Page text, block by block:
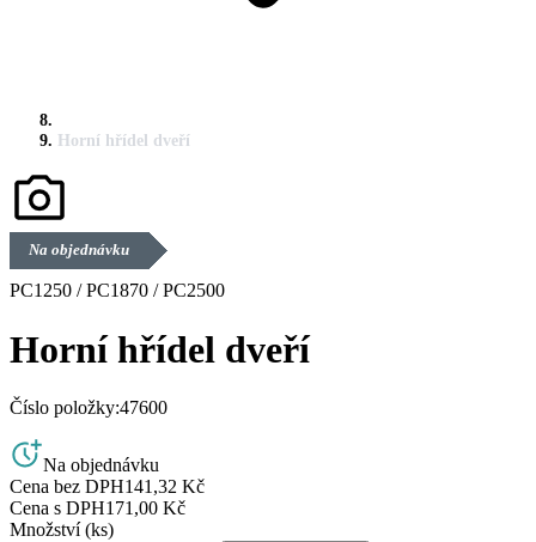
Horní hřídel dveří
Na objednávku
PC1250 / PC1870 / PC2500
Horní hřídel dveří
Číslo položky:47600
Na objednávku
Cena bez DPH141,32 Kč
Cena s DPH171,00 Kč
Množství (ks)